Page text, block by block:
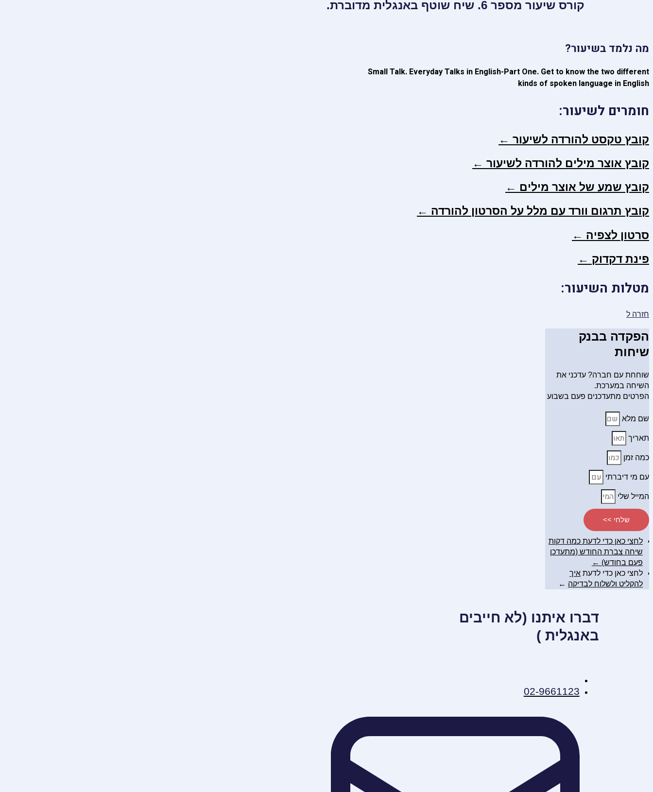
קורס שיעור מספר 6. שיח שוטף באנגלית מדוברת.
מה נלמד בשיעור?
Small Talk. Everyday Talks in English-Part One. Get to know the two different
kinds of spoken language in English
חומרים לשיעור:
קובץ טקסט להורדה לשיעור ←
קובץ אוצר מילים להורדה לשיעור ←
קובץ שמע של אוצר מילים ←
קובץ תרגום וורד עם מלל על הסרטון להורדה ←
סרטון לצפיה ←
פינת דקדוק ←
מטלות השיעור:
חזרה ל
הפקדה בבנק
שיחות
שוחחת עם חברה? עדכני את
השיחה במערכת.
הפרטים מתעדכנים פעם בשבוע
שם מלא
תאריך
כמה זמן
עם מי דיברתי
המייל שלי
שלחי >>
לחצי כאן כדי לדעת כמה דקות
שיחה צברת החודש (מתעדכן
פעם בחודש) ←
לחצי כאן כדי לדעת איך
להקליט ולשלוח לבדיקה ←
דברו איתנו (לא חייבים
באנגלית )
02-9661123